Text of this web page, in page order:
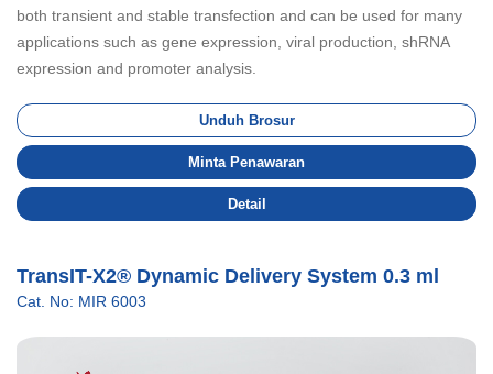
both transient and stable transfection and can be used for many
applications such as gene expression, viral production, shRNA
expression and promoter analysis.
Unduh Brosur
Minta Penawaran
Detail
TransIT-X2® Dynamic Delivery System 0.3 ml
Cat. No: MIR 6003